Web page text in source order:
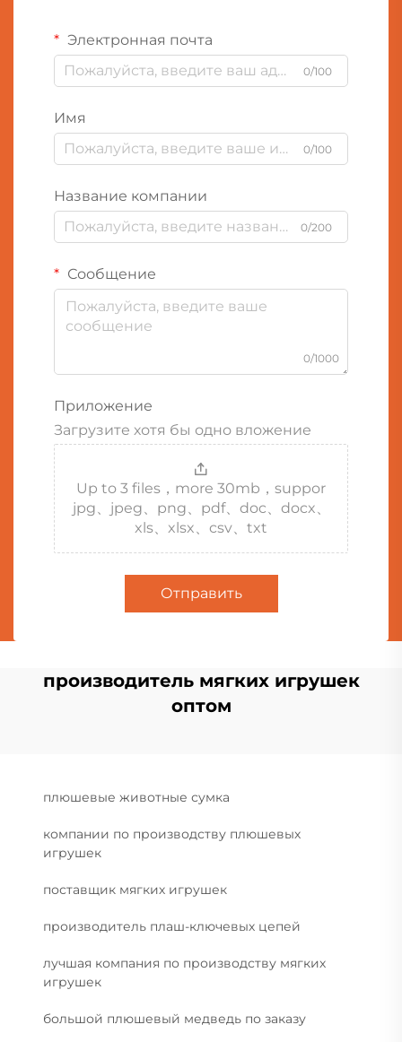
Электронная почта
0/100
Имя
0/100
Название компании
0/200
Сообщение
0/1000
Приложение
Загрузите хотя бы одно вложение
Up to 3 files，more 30mb，suppor
jpg、jpeg、png、pdf、doc、docx、
xls、xlsx、csv、txt
Отправить
производитель мягких игрушек
оптом
плюшевые животные сумка
компании по производству плюшевых
игрушек
поставщик мягких игрушек
производитель плаш-ключевых цепей
лучшая компания по производству мягких
игрушек
большой плюшевый медведь по заказу